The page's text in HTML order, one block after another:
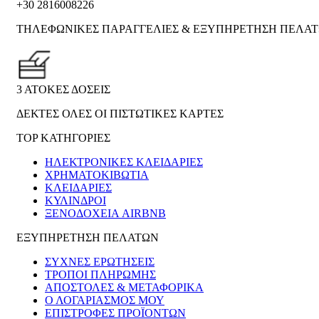
+30 2816008226
ΤΗΛΕΦΩΝΙΚΕΣ ΠΑΡΑΓΓΕΛΙΕΣ & ΕΞΥΠΗΡΕΤΗΣΗ
3 ΑΤΟΚΕΣ ΔΟΣΕΙΣ
ΔΕΚΤΕΣ ΟΛΕΣ ΟΙ ΠΙΣΤΩΤΙΚΕΣ ΚΑΡΤΕΣ
TOP ΚΑΤΗΓΟΡΙΕΣ
ΗΛΕΚΤΡΟΝΙΚΈΣ ΚΛΕΙΔΑΡΙΈΣ
ΧΡΗΜΑΤΟΚΙΒΏΤΙΑ
ΚΛΕΙΔΑΡΙΈΣ
ΚΎΛΙΝΔΡΟΙ
ΞΕΝΟΔΟΧΕΊΑ AIRBNB
ΕΞΥΠΗΡΕΤΗΣΗ ΠΕΛΑΤΩΝ
ΣΥΧΝΕΣ ΕΡΩΤΗΣΕΙΣ
ΤΡΟΠΟΙ ΠΛΗΡΩΜΗΣ
ΑΠΟΣΤΟΛΕΣ & ΜΕΤΑΦΟΡΙΚΑ
Ο ΛΟΓΑΡΙΑΣΜΟΣ ΜΟΥ
ΕΠΙΣΤΡΟΦΕΣ ΠΡΟΪΟΝΤΩΝ